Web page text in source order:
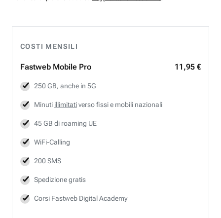
COSTI MENSILI
Fastweb Mobile Pro 11,95 €
250 GB, anche in 5G
Minuti illimitativerso fissi e mobili nazionali
45 GB di roaming UE
WiFi-Calling
200 SMS
Spedizione gratis
Corsi Fastweb Digital Academy